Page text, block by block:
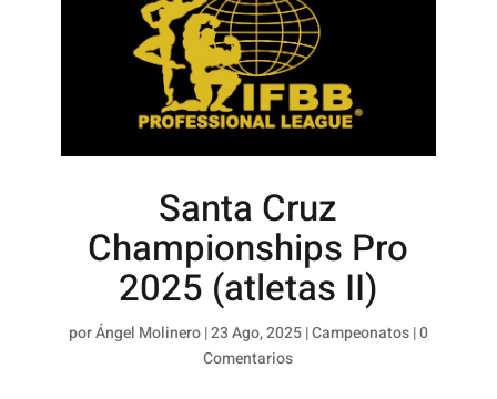
Santa Cruz
Championships Pro
2025 (atletas II)
porÁngel Molinero|23 Ago, 2025|Campeonatos|0
Comentarios